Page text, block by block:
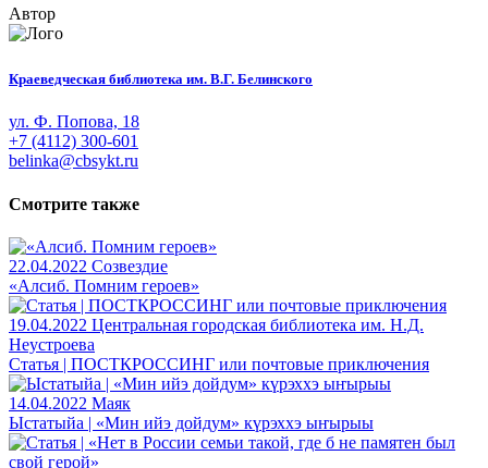
Автор
Краеведческая библиотека им. В.Г. Белинского
ул. Ф. Попова, 18
+7 (4112) 300-601
belinka@cbsykt.ru
Смотрите также
22.04.2022 Созвездие
«Алсиб. Помним героев»
19.04.2022 Центральная городская библиотека им. Н.Д.
Неустроева
Статья | ПОСТКРОССИНГ или почтовые приключения
14.04.2022 Маяк
Ыстатыйа | «Мин ийэ дойдум» күрэххэ ыҥырыы